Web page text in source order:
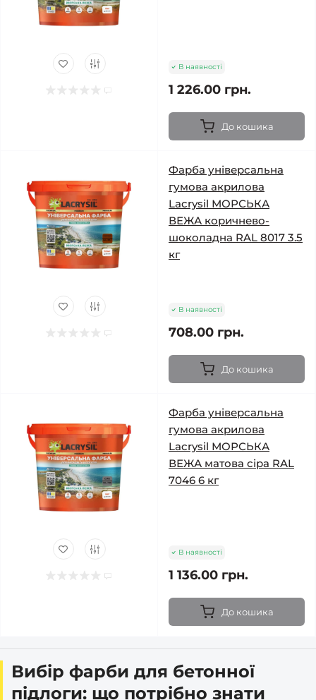
В наявності
1 226.00 грн.
До кошика
Фарба універсальна
гумова акрилова
Lacrysil МОРСЬКА
ВЕЖА коричнево-
шоколадна RAL 8017 3.5
кг
В наявності
708.00 грн.
До кошика
Фарба універсальна
гумова акрилова
Lacrysil МОРСЬКА
ВЕЖА матова сіра RAL
7046 6 кг
В наявності
1 136.00 грн.
До кошика
Вибір фарби для бетонної
підлоги: що потрібно знати